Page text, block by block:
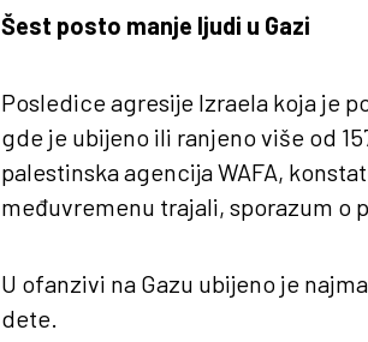
Šest posto manje ljudi u Gazi
Posledice agresije Izraela koja je
gde je ubijeno ili ranjeno više od
palestinska agencija WAFA,
međuvremenu trajali, sporazum o
U ofanzivi na Gazu ubijeno je
dete.